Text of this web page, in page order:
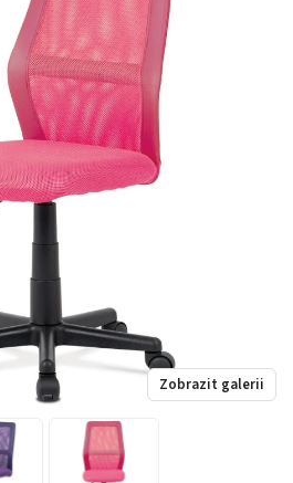
Zobrazit galerii